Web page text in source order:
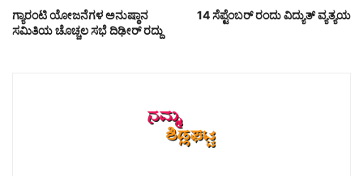
ಗ್ಯಾರಂಟಿ ಯೋಜನೆಗಳ ಅನುಷ್ಠಾನ
ಸಮಿತಿಯ ಚೊಚ್ಚಲ ಸಭೆ ದಿಢೀರ್ ರದ್ದು
14 ಸೆಪ್ಟೆಂಬರ್ ರಂದು ವಿದ್ಯುತ್ ವ್ಯತ್ಯಯ